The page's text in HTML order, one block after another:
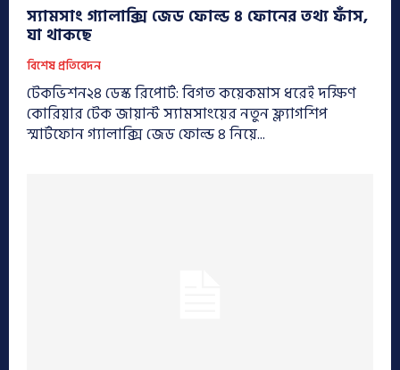
স্যামসাং গ্যালাক্সি জেড ফোল্ড ৪ ফোনের তথ্য ফাঁস,
যা থাকছে
বিশেষ প্রতিবেদন
টেকভিশন২৪ ডেস্ক রিপোর্ট: বিগত কয়েকমাস ধরেই দক্ষিণ
কোরিয়ার টেক জায়ান্ট স্যামসাংয়ের নতুন ফ্ল্যাগশিপ
স্মার্টফোন গ্যালাক্সি জেড ফোল্ড ৪ নিয়ে...